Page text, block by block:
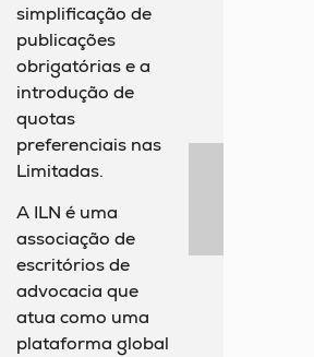
simplificação de
publicações
obrigatórias e a
introdução de
quotas
preferenciais nas
Limitadas.
A ILN é uma
associação de
escritórios de
advocacia que
atua como uma
plataforma global